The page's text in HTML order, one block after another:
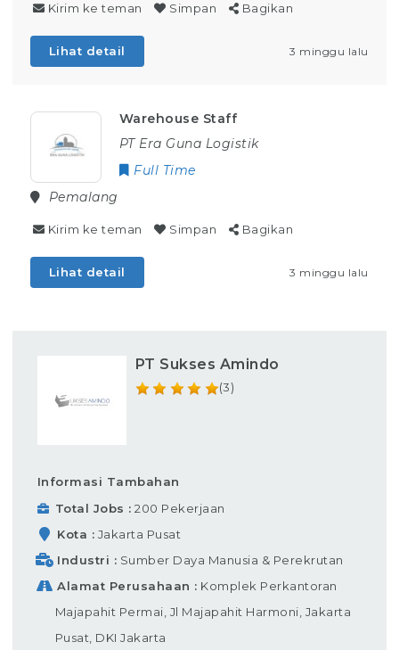
Kirim ke teman Simpan Bagikan
Lihat detail 3 minggu lalu
Warehouse Staff
PT Era Guna Logistik
Full Time
Pemalang
Kirim ke teman Simpan Bagikan
Lihat detail 3 minggu lalu
PT Sukses Amindo
(3)
Informasi Tambahan
Total Jobs
200 Pekerjaan
Kota
Jakarta Pusat
Industri
Sumber Daya Manusia & Perekrutan
Alamat Perusahaan
Komplek Perkantoran
Majapahit Permai, Jl Majapahit Harmoni, Jakarta
Pusat, DKI Jakarta